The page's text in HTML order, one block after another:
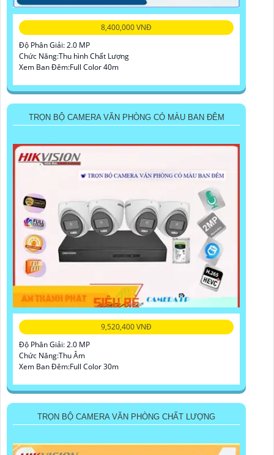
8,400,000 VNĐ
Độ Phân Giải: 2.0 MP
Chức Năng:Thu hình Chất Lượng
Xem Ban Đêm:Full Color 40m
TRỌN BỘ CAMERA VĂN PHÒNG CÓ MÀU BAN ĐÊM
9,520,400 VNĐ
Độ Phân Giải: 2.0 MP
Chức Năng:Thu Âm
Xem Ban Đêm:Full Color 30m
TRỌN BỘ CAMERA VĂN PHÒNG CHẤT LƯỢNG